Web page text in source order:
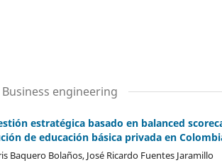
engineering
estratégica basado en balanced
de educación básica privada en
Baquero Bolaños, José Ricardo Fuentes Jaramillo